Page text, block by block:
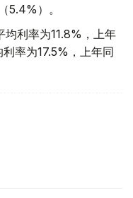
5.4%）。
均利率为11.8%，上年
率为17.5%，上年同